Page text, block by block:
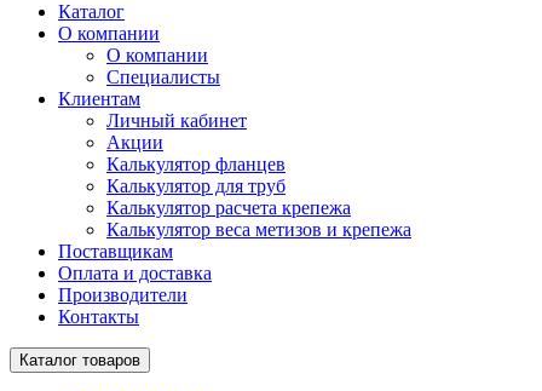
Каталог
О компании
О компании
Специалисты
Клиентам
Личный кабинет
Акции
Калькулятор фланцев
Калькулятор для труб
Калькулятор расчета крепежа
Калькулятор веса метизов и крепежа
Поставщикам
Оплата и доставка
Производители
Контакты
Каталог товаров